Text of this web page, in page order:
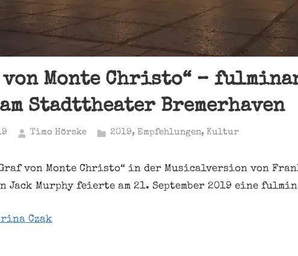
von Monte Christo“ –
Stadttheater Bremerhaven
Timo Hörske 2019, Empfehlungen, Kultur
von Monte Christo“ in der Musicalversion von
Jack Murphy feierte am 21. September 2019 eine
Czak